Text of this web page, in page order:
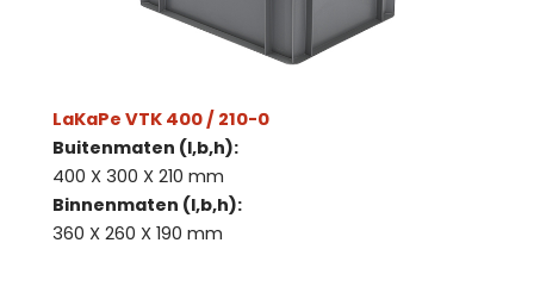
LaKaPe VTK 400 / 210-0
Buitenmaten (l,b,h):
400 X 300 X 210 mm
Binnenmaten (l,b,h):
360 X 260 X 190 mm